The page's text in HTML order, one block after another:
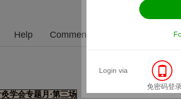
Login via
免密码登
Help Comments Mobile
学会专题月·第三场